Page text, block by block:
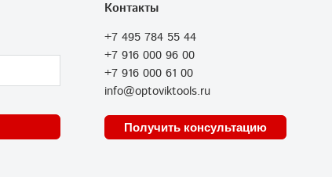
Контакты
+7 495 784 55 44
+7 916 000 96 00
+7 916 000 61 00
info@optoviktools.ru
Получить консультацию